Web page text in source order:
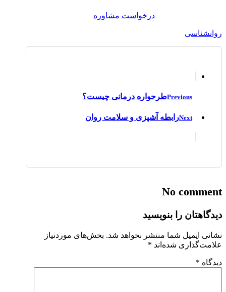
درخواست مشاوره
روانشناسی
Previousطرحواره درمانی چیست؟
Nextرابطه آشپزی و سلامت روان
No comment
دیدگاهتان را بنویسید
نشانی ایمیل شما منتشر نخواهد شد. بخش‌های موردنیاز
علامت‌گذاری شده‌اند *
دیدگاه *